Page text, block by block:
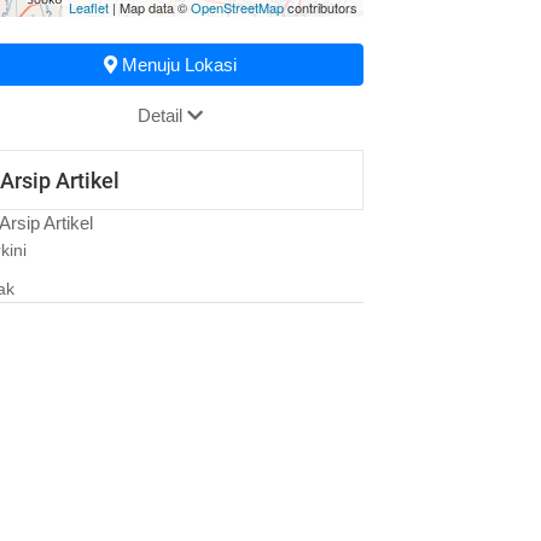
Leaflet | Map data ©OpenStreetMapcontributors
Menuju Lokasi
Detail
Arsip Artikel
Arsip Artikel